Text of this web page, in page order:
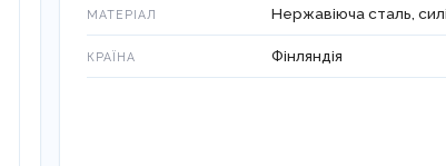
МАТЕРІАЛ Нержавіюча сталь,
КРАЇНА Фінляндія